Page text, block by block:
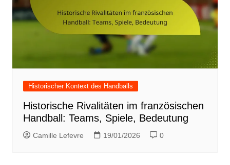
Historischer Kontext des Handballs
Historische Rivalitäten im französischen
Handball: Teams, Spiele, Bedeutung
Camille Lefevre 19/01/2026 0